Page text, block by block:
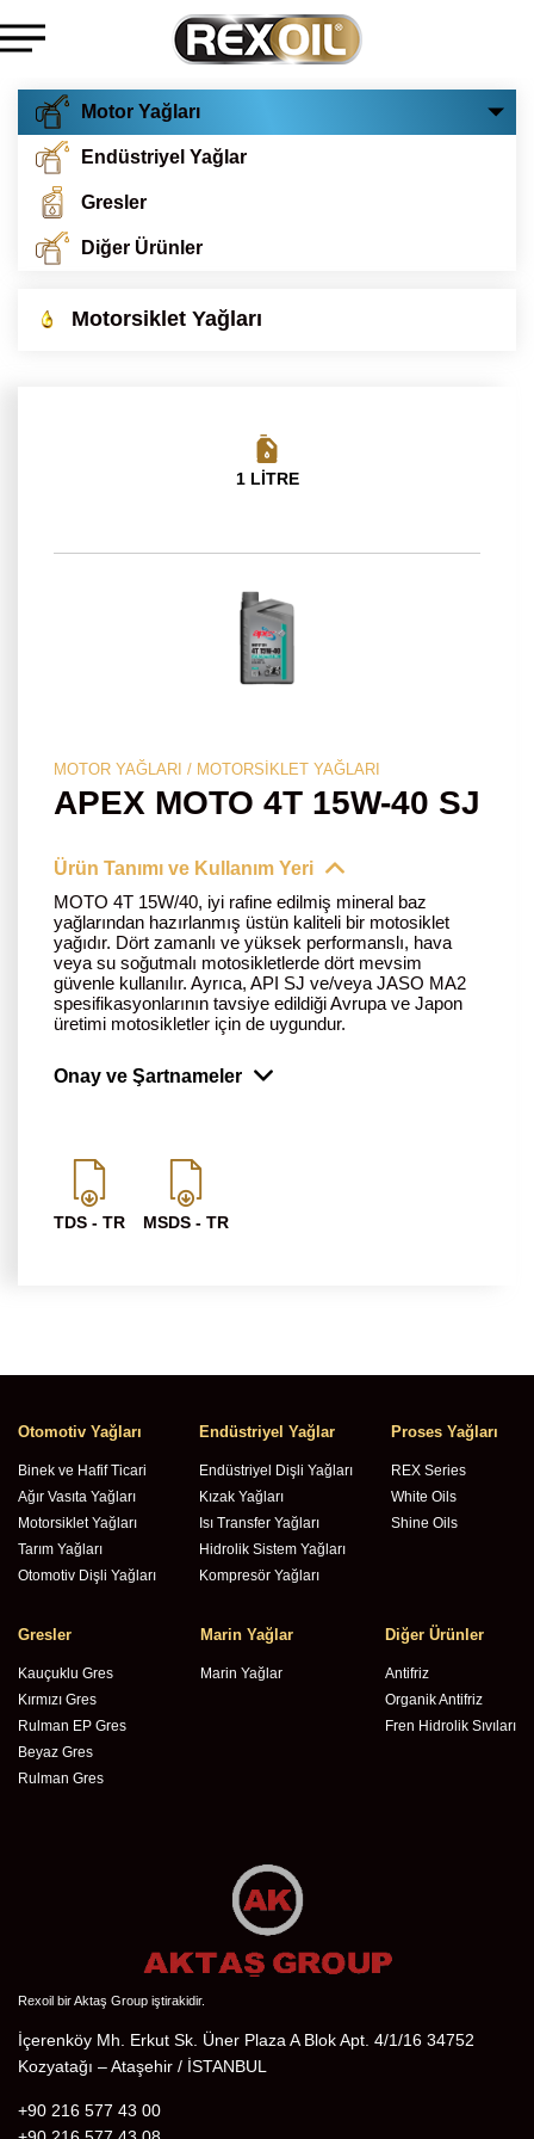
Motor Yağları
Endüstriyel Yağlar
Gresler
Diğer Ürünler
Motorsiklet Yağları
MOTOR YAĞLARI / MOTORSIKLET YAĞLARI
APEX MOTO 4T 15W-40 SJ
Ürün Tanımı ve Kullanım Yeri
MOTO 4T 15W/40, iyi rafine edilmiş mineral baz
yağlarından hazırlanmış üstün kaliteli bir motosiklet
yağıdır. Dört zamanlı ve yüksek performanslı, hava
veya su soğutmalı motosikletlerde dört mevsim
güvenle kullanılır. Ayrıca, API SJ ve/veya JASO MA2
spesifikasyonlarının tavsiye edildiği Avrupa ve Japon
üretimi motosikletler için de uygundur.
Onay ve Şartnameler
TDS - TR MSDS - TR
1 LİTRE
Otomotiv Yağları
Binek ve Hafif Ticari
Ağır Vasıta Yağları
Motorsiklet Yağları
Tarım Yağları
Otomotiv Dişli Yağları
Endüstriyel Yağlar
Endüstriyel Dişli Yağları
Kızak Yağları
Isı Transfer Yağları
Hidrolik Sistem Yağları
Kompresör Yağları
Proses Yağları
REX Series
White Oils
Shine Oils
Gresler
Kauçuklu Gres
Kırmızı Gres
Rulman EP Gres
Beyaz Gres
Rulman Gres
Marin Yağlar
Marin Yağlar
Diğer Ürünler
Antifriz
Organik Antifriz
Fren Hidrolik Sıvıları
Rexoil bir Aktaş Group iştirakidir.
İçerenköy Mh. Erkut Sk. Üner Plaza A Blok Apt. 4/1/16 34752
Kozyatağı – Ataşehir / İSTANBUL
+90 216 577 43 00